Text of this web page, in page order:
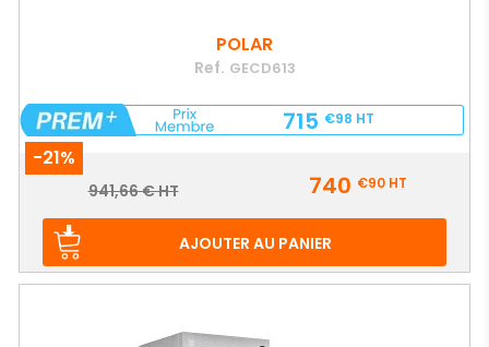
POLAR
Ref. GECD613
715 €98 HT
-21%
Prix
Prix
941,66 € HT 740 €90 HT
AJOUTER AU PANIER